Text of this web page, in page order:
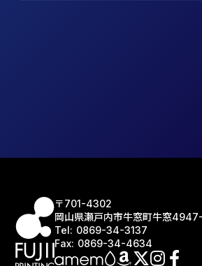
〒701-4302
岡山県瀬戸内市牛窓町牛窓
Tel: 0869-34-3137
Fax: 0869-34-4634